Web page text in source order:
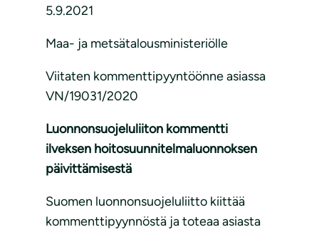
5.9.2021
Maa- ja metsätalousministeriölle
Viitaten kommenttipyyntöönne asiassa
VN/19031/2020
Luonnonsuojeluliiton kommentti
ilveksen hoitosuunnitelmaluonnoksen
päivittämisestä
Suomen luonnonsuojeluliitto kiittää
kommenttipyynnöstä ja toteaa asiasta